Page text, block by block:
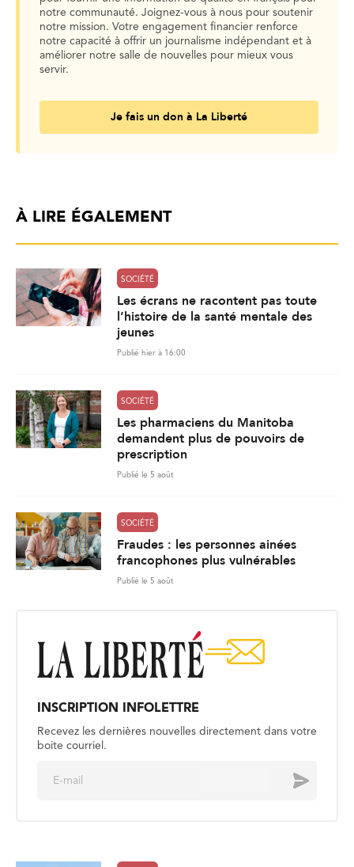
notre communauté. Joignez-vous à nous pour soutenir
notre mission. Votre engagement financier renforce
notre capacité à offrir un journalisme indépendant et à
améliorer notre salle de nouvelles pour mieux vous
servir.
Je fais un don à La Liberté
À LIRE ÉGALEMENT
SOCIÉTÉ
Les écrans ne racontent pas toute
l’histoire de la santé mentale des
jeunes
Publié hier à 16:00
SOCIÉTÉ
Les pharmaciens du Manitoba
demandent plus de pouvoirs de
prescription
Publié le 5 août
SOCIÉTÉ
Fraudes : les personnes ainées
francophones plus vulnérables
Publié le 5 août
INSCRIPTION INFOLETTRE
Recevez les dernières nouvelles directement dans votre
boite courriel.
Envoyer